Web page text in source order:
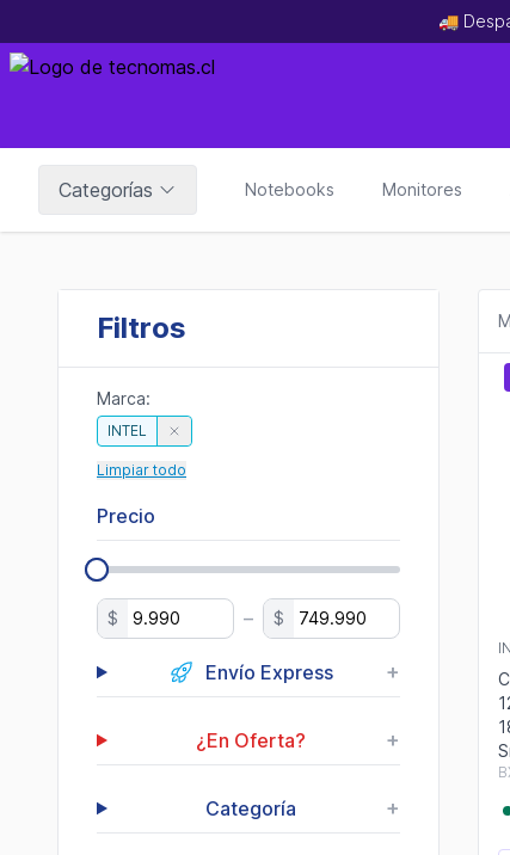
🚚
Categorías Notebooks Monitores
Filtros
Marca:
INTEL
Limpiar todo
Precio
$ – $
Envío Express +
¿En Oferta? +
Categoría +